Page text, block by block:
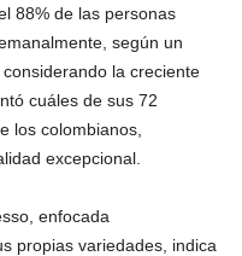
88% de las personas
según un
la creciente
cuáles de sus 72
los colombianos,
excepcional.
enfocada
propias variedades, indica